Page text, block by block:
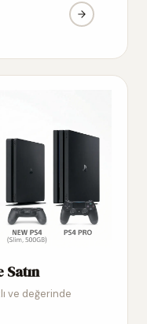
Satın
ve değerinde